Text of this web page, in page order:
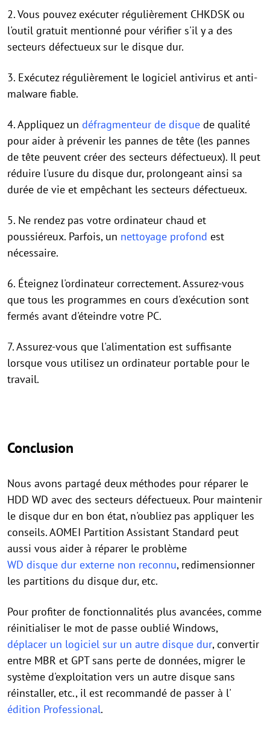
2. Vous pouvez exécuter régulièrement CHKDSK ou
l'outil gratuit mentionné pour vérifier s'il y a des
secteurs défectueux sur le disque dur.
3. Exécutez régulièrement le logiciel antivirus et anti-
malware fiable.
4. Appliquez un défragmenteur de disque de qualité
pour aider à prévenir les pannes de tête (les pannes
de tête peuvent créer des secteurs défectueux). Il peut
réduire l'usure du disque dur, prolongeant ainsi sa
durée de vie et empêchant les secteurs défectueux.
5. Ne rendez pas votre ordinateur chaud et
poussiéreux. Parfois, un nettoyage profond est
nécessaire.
6. Éteignez l'ordinateur correctement. Assurez-vous
que tous les programmes en cours d'exécution sont
fermés avant d'éteindre votre PC.
7. Assurez-vous que l'alimentation est suffisante
lorsque vous utilisez un ordinateur portable pour le
travail.
Conclusion
Nous avons partagé deux méthodes pour réparer le
HDD WD avec des secteurs défectueux. Pour maintenir
le disque dur en bon état, n'oubliez pas appliquer les
conseils. AOMEI Partition Assistant Standard peut
aussi vous aider à réparer le problème
WD disque dur externe non reconnu, redimensionner
les partitions du disque dur, etc.
Pour profiter de fonctionnalités plus avancées, comme
réinitialiser le mot de passe oublié Windows,
déplacer un logiciel sur un autre disque dur, convertir
entre MBR et GPT sans perte de données, migrer le
système d'exploitation vers un autre disque sans
réinstaller, etc., il est recommandé de passer à l'
édition Professional.